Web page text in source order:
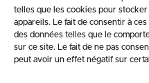
telles que les cookies pour
appareils. Le fait de consentir à
des données telles que le
sur ce site. Le fait de ne pas
peut avoir un effet négatif sur